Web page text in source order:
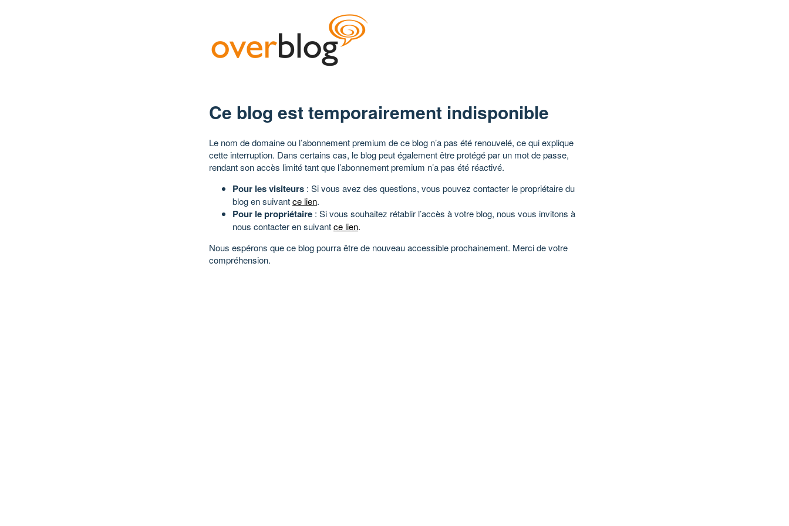
Ce blog est temporairement indisponible
Le nom de domaine ou l’abonnement premium de ce blog n’a pas été renouvelé, ce qui explique
cette interruption. Dans certains cas, le blog peut également être protégé par un mot de passe,
rendant son accès limité tant que l’abonnement premium n’a pas été réactivé.
Pour les visiteurs : Si vous avez des questions, vous pouvez contacter le propriétaire du
blog en suivantce lien.
Pour le propriétaire : Si vous souhaitez rétablir l’accès à votre blog, nous vous invitons à
nous contacter en suivantce lien.
Nous espérons que ce blog pourra être de nouveau accessible prochainement. Merci de votre
compréhension.